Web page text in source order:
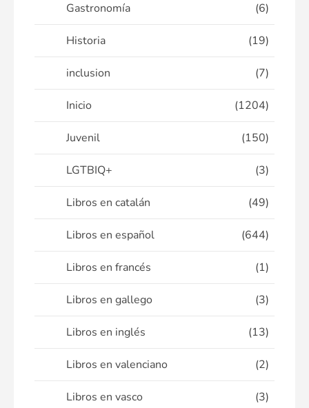
Gastronomía (6)
Historia (19)
inclusion (7)
Inicio (1204)
Juvenil (150)
LGTBIQ+ (3)
Libros en catalán (49)
Libros en español (644)
Libros en francés (1)
Libros en gallego (3)
Libros en inglés (13)
Libros en valenciano (2)
Libros en vasco (3)